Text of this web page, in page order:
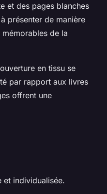
et des pages blanches
présenter de manière
de la
en tissu se
par rapport aux livres
offrent une
et individualisée.